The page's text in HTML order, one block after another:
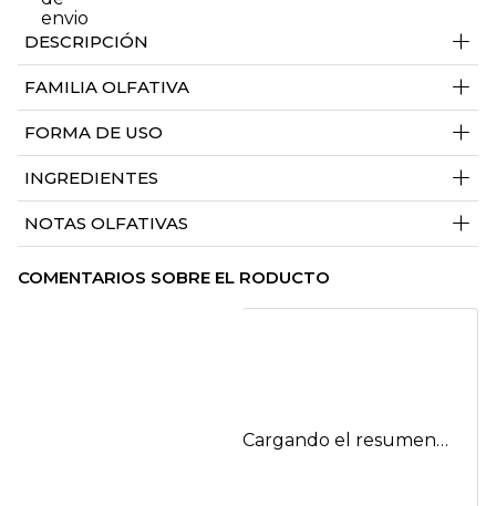
DESCRIPCIÓN +
FAMILIA OLFATIVA +
FORMA DE USO +
INGREDIENTES +
NOTAS OLFATIVAS +
COMENTARIOS SOBRE EL RODUCTO
Cargando el resumen…